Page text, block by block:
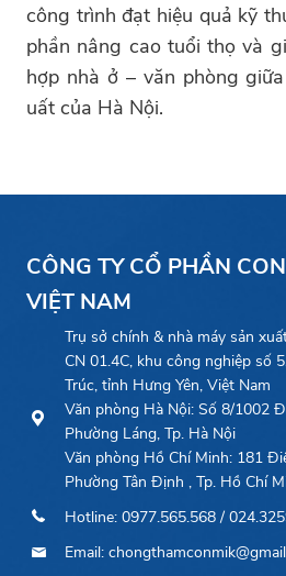
công trình đạt hiệu quả kỹ
phần nâng cao tuổi thọ và
hợp nhà ở – văn phòng
uất của Hà Nội.
CÔNG TY CỔ PHẦN
VIỆT NAM
Trụ sở chính & nhà máy sản
CN 01.4C, khu công nghiệp số
Trúc, tỉnh Hưng Yên, Việt Nam
Văn phòng Hà Nội: Số 8/1002
Phường Láng, Tp. Hà Nội
Văn phòng Hồ Chí Minh: 181
Phường Tân Định , Tp. Hồ Chí
Hotline: 0977.565.568 /
Email: